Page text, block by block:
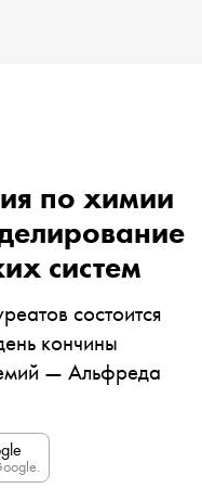
по химии
систем
состоится
кончины
— Альфреда